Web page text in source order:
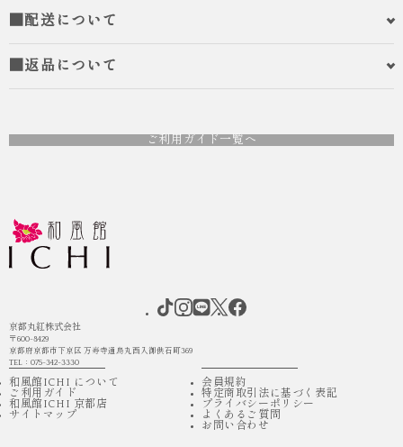
■配送について
■返品について
ご利用ガイド一覧へ
京都丸紅株式会社
〒600-8429
京都府京都市下京区 万寿寺通烏丸西入御供石町369
TEL：075-342-3330
和風館ICHI について
ご利用ガイド
和風館ICHI 京都店
サイトマップ
会員規約
特定商取引法に基づく表記
プライバシーポリシー
よくあるご質問
お問い合わせ